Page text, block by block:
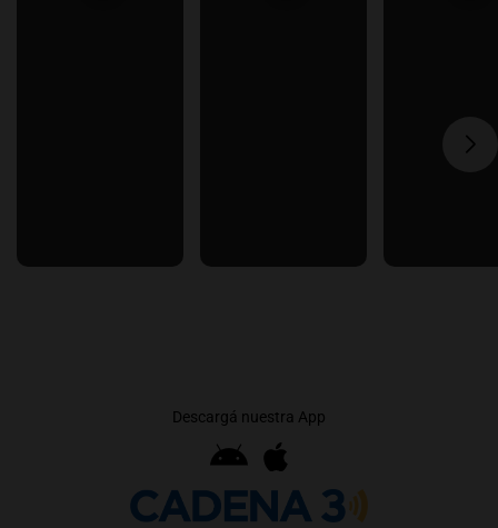
Descargá nuestra App